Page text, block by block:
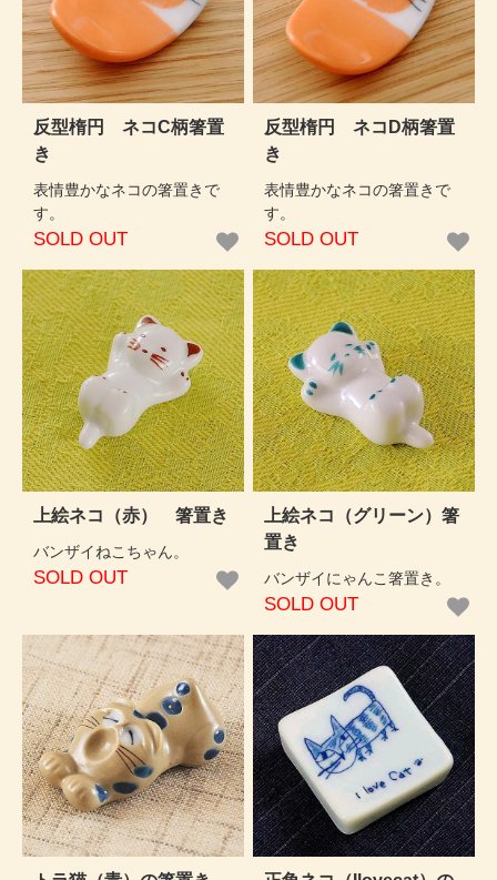
反型楕円 ネコC柄箸置
き
表情豊かなネコの箸置きで
す。
SOLD OUT
反型楕円 ネコD柄箸置
き
表情豊かなネコの箸置きで
す。
SOLD OUT
上絵ネコ（赤） 箸置き
バンザイねこちゃん。
SOLD OUT
上絵ネコ（グリーン）箸
置き
バンザイにゃんこ箸置き。
SOLD OUT